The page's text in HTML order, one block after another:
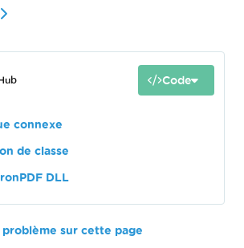
Code
connexe
de classe
DLL
problème sur cette page